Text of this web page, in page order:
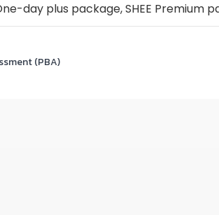
day plus package, SHEE Premium
(PBA)